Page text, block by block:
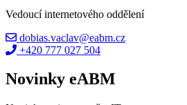
Vedoucí internetového oddělení
dobias.vaclav@eabm.cz
+420 777 027 504
Novinky eABM